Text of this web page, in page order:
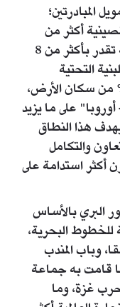
المبادرتين؛
أكثر من
170 دولة، وتتطلب استثمارات ضخمة تقدر بأكثر من 8
التحتية
والتكنولوجيا، وترتبط بـ 70% من سكان الأرض،
على ما يزيد
ويهدف هذا النطاق
والتكامل
أكثر استدامة على
البري بالأساس
للخطوط البحرية،
وباب المندب
قامت به جماعة
غزة، وما